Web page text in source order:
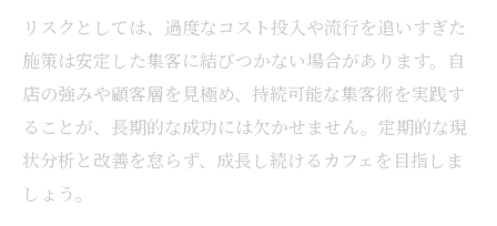
リスクとしては、過度なコスト投入や流行を追いすぎた
施策は安定した集客に結びつかない場合があります。自
店の強みや顧客層を見極め、持続可能な集客術を実践す
ることが、長期的な成功には欠かせません。定期的な現
状分析と改善を怠らず、成長し続けるカフェを目指しま
しょう。